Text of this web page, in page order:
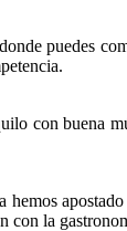
puedes
con buena
hemos
con la